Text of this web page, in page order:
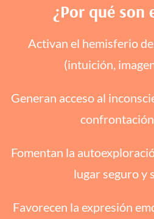
¿Por qué son
Activan el hemisferio
(intuición,
Generan acceso al
Fomentan la
lugar seguro y
Favorecen la expresión